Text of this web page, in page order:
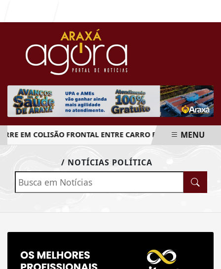
EM COLISÃO FRONTAL ENTRE CARRO E CAMINHÃO NA BR-
MENU
/ NOTÍCIAS POLÍTICA